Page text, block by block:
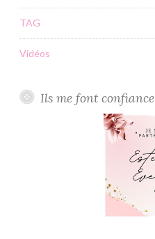
TAG
Vidéos
Ils me font confiance